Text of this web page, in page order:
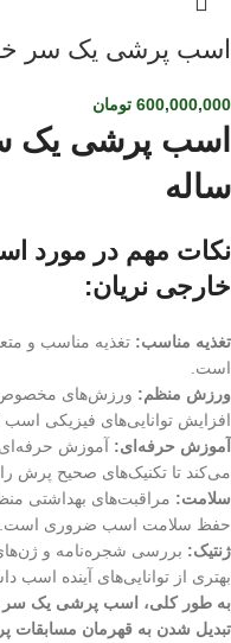
اسب پرشی یک سر
600,000,000 تومان
ساله
نکات مهم در مورد
خارجی نریان:
تغذیه مناسب: تغذیه مناسب و
است.
ورزش منظم: ورزش‌های مخصوص
افزایش توانایی‌های فیزیکی
آموزش حرفه‌ای: آموزش حرفه‌ای
می‌کند تا تکنیک‌های صحیح پرش را
سلامت: مراقبت‌های بهداشتی
حفظ سلامت اسب ضروری است.
ژنتیک: بررسی شجره‌نامه و
بهتری از توانایی‌های آینده اسب
به طور کلی، اسب پرشی یک سر
تبدیل شدن به قهرمان مسابقات